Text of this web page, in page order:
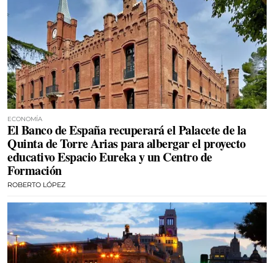
ECONOMÍA
El Banco de España recuperará el Palacete de la
Quinta de Torre Arias para albergar el proyecto
educativo Espacio Eureka y un Centro de
Formación
ROBERTO LÓPEZ